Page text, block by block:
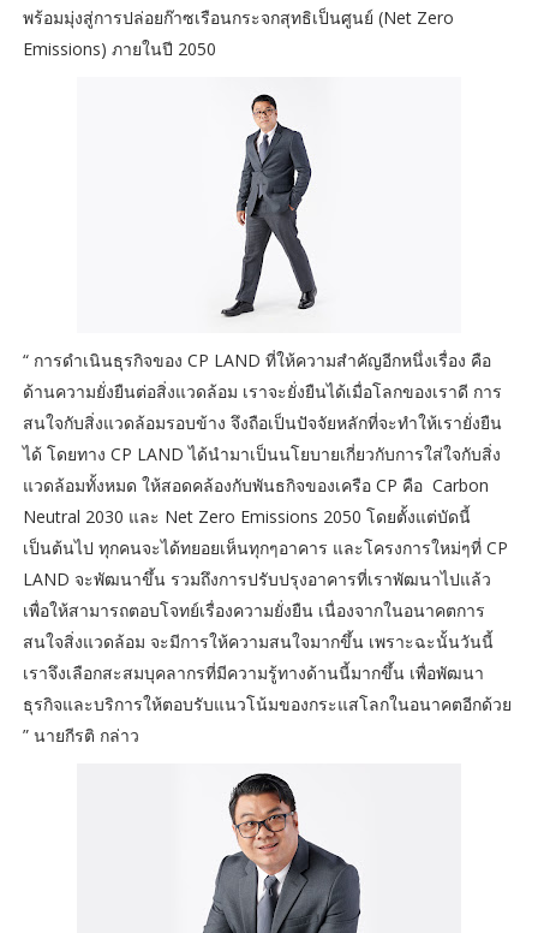
พร้อมมุ่งสู่การปล่อยก๊าซเรือนกระจกสุทธิเป็นศูนย์ (Net Zero
Emissions) ภายในปี 2050
“ การดำเนินธุรกิจของ CP LAND ที่ให้ความสำคัญอีกหนึ่งเรื่อง คือ
ด้านความยั่งยืนต่อสิ่งแวดล้อม เราจะยั่งยืนได้เมื่อโลกของเราดี การ
สนใจกับสิ่งแวดล้อมรอบข้าง จึงถือเป็นปัจจัยหลักที่จะทำให้เรายั่งยืน
ได้ โดยทาง CP LAND ได้นำมาเป็นนโยบายเกี่ยวกับการใส่ใจกับสิ่ง
แวดล้อมทั้งหมด ให้สอดคล้องกับพันธกิจของเครือ CP คือ Carbon
Neutral 2030 และ Net Zero Emissions 2050 โดยตั้งแต่บัดนี้
เป็นต้นไป ทุกคนจะได้ทยอยเห็นทุกๆอาคาร และโครงการใหม่ๆที่ CP
LAND จะพัฒนาขึ้น รวมถึงการปรับปรุงอาคารที่เราพัฒนาไปแล้ว
เพื่อให้สามารถตอบโจทย์เรื่องความยั่งยืน เนื่องจากในอนาคตการ
สนใจสิ่งแวดล้อม จะมีการให้ความสนใจมากขึ้น เพราะฉะนั้นวันนี้
เราจึงเลือกสะสมบุคลากรที่มีความรู้ทางด้านนี้มากขึ้น เพื่อพัฒนา
ธุรกิจและบริการให้ตอบรับแนวโน้มของกระแสโลกในอนาคตอีกด้วย
” นายกีรติ กล่าว